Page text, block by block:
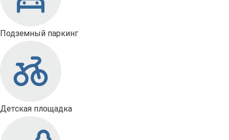
Подземный паркинг
Детская площадка